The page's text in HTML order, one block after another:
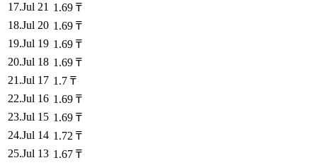
17.Jul 21 1.69 ₸
18.Jul 20 1.69 ₸
19.Jul 19 1.69 ₸
20.Jul 18 1.69 ₸
21 .Jul 17 1.7 ₸
22.Jul 16 1.69 ₸
23.Jul 15 1.69 ₸
24.Jul 14 1.72 ₸
25.Jul 13 1.67 ₸